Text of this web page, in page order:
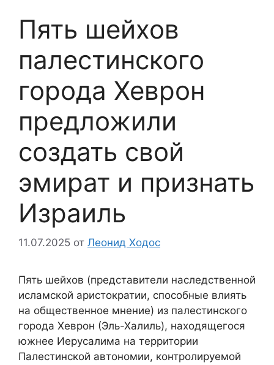
Пять шейхов
палестинского
города Хеврон
предложили
создать свой
эмират и признать
Израиль
11.07.2025 от Леонид Ходос
Пять шейхов (представители наследственной
исламской аристократии, способные влиять
на общественное мнение) из палестинского
города Хеврон (Эль-Халиль), находящегося
южнее Иерусалима на территории
Палестинской автономии, контролируемой